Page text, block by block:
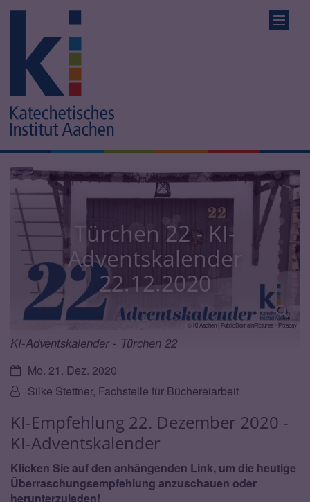
Türchen 22 - KI-
Adventskalender
22.12.2020
© KI Aachen | PublicDomainPictures - Pixabay
KI-Adventskalender - Türchen 22
Datum:Mo. 21. Dez. 2020
Von:Silke Stettner, Fachstelle für Büchereiarbeit
KI-Empfehlung 22. Dezember 2020 -
KI-Adventskalender
Klicken Sie auf den anhängenden Link, um die heutige
Überraschungsempfehlung anzuschauen oder
herunterzuladen!